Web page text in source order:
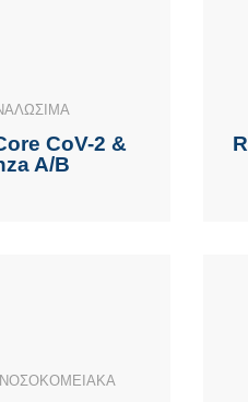
CoV-2 &
A/B
ΝΟΣΟΚΟΜΕΙΑΚΑ